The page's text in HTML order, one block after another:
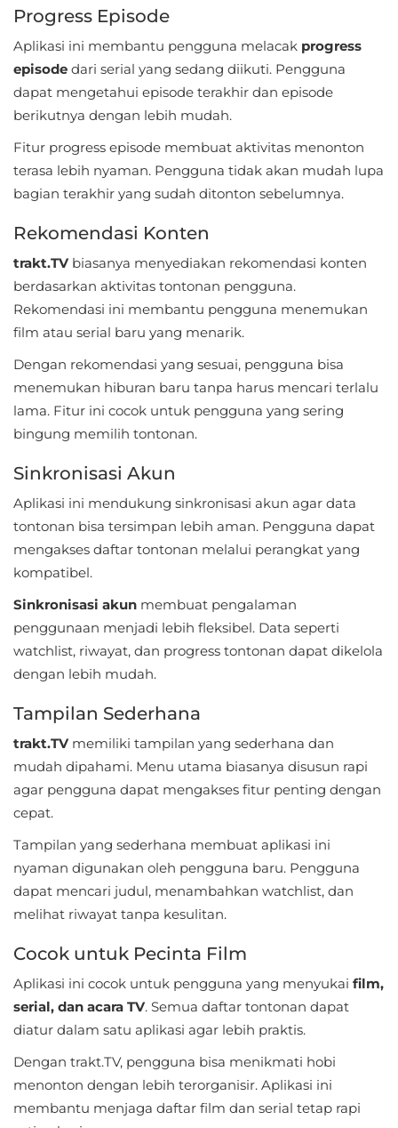
Drink
Health
&
Fitness
House
Demo
Maps
&
Navigation
Medical
Music
&
Audio
News
Magazines
Parenting
Personalisasi
Personalization
Productivity
Shopping
Social
Sports
Travel
Progress Episode
Aplikasi ini membantu pengguna melacak progress
episode dari serial yang sedang diikuti. Pengguna
dapat mengetahui episode terakhir dan episode
berikutnya dengan lebih mudah.
Fitur progress episode membuat aktivitas menonton
terasa lebih nyaman. Pengguna tidak akan mudah lupa
bagian terakhir yang sudah ditonton sebelumnya.
Rekomendasi Konten
trakt.TV biasanya menyediakan rekomendasi konten
berdasarkan aktivitas tontonan pengguna.
Rekomendasi ini membantu pengguna menemukan
film atau serial baru yang menarik.
Dengan rekomendasi yang sesuai, pengguna bisa
menemukan hiburan baru tanpa harus mencari terlalu
lama. Fitur ini cocok untuk pengguna yang sering
bingung memilih tontonan.
Sinkronisasi Akun
Aplikasi ini mendukung sinkronisasi akun agar data
tontonan bisa tersimpan lebih aman. Pengguna dapat
mengakses daftar tontonan melalui perangkat yang
kompatibel.
Sinkronisasi akun membuat pengalaman
penggunaan menjadi lebih fleksibel. Data seperti
watchlist, riwayat, dan progress tontonan dapat dikelola
dengan lebih mudah.
Tampilan Sederhana
trakt.TV memiliki tampilan yang sederhana dan
mudah dipahami. Menu utama biasanya disusun rapi
agar pengguna dapat mengakses fitur penting dengan
cepat.
Tampilan yang sederhana membuat aplikasi ini
nyaman digunakan oleh pengguna baru. Pengguna
dapat mencari judul, menambahkan watchlist, dan
melihat riwayat tanpa kesulitan.
Cocok untuk Pecinta Film
Aplikasi ini cocok untuk pengguna yang menyukai film,
serial, dan acara TV. Semua daftar tontonan dapat
diatur dalam satu aplikasi agar lebih praktis.
Dengan trakt.TV, pengguna bisa menikmati hobi
menonton dengan lebih terorganisir. Aplikasi ini
membantu menjaga daftar film dan serial tetap rapi